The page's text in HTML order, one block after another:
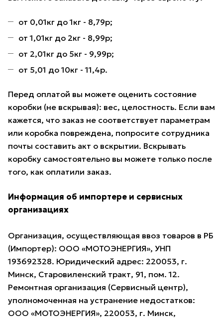
от 0,01кг до 1кг - 8,79р;
от 1,01кг до 2кг - 8,99р;
от 2,01кг до 5кг - 9,99р;
от 5,01 до 10кг - 11,4р.
Перед оплатой вы можете оценить состояние
коробки (не вскрывая): вес, целостность. Если вам
кажется, что заказ не соответствует параметрам
или коробка повреждена, попросите сотрудника
почты составить акт о вскрытии. Вскрывать
коробку самостоятельно вы можете только после
того, как оплатили заказ.
Информация об импортере и сервисных
организациях
Организация, осуществляющая ввоз товаров в РБ
(Импортер): ООО «МОТОЭНЕРГИЯ», УНП
193692328. Юридический адрес: 220053, г.
Минск, Старовиленский тракт, 91, пом. 12.
Ремонтная организация (Сервисный центр),
уполномоченная на устранение недостатков:
ООО «МОТОЭНЕРГИЯ», 220053, г. Минск,